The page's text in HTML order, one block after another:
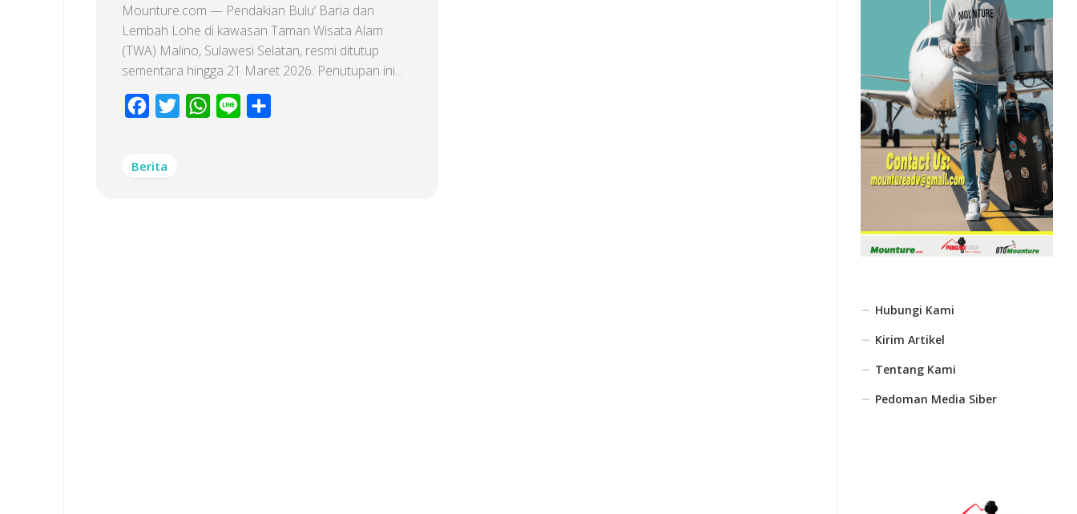
Mounture.com — Pendakian Bulu’ Baria dan
Lembah Lohe di kawasan Taman Wisata Alam
(TWA) Malino, Sulawesi Selatan, resmi ditutup
sementara hingga 21 Maret 2026. Penutupan ini...
Facebook
Twitter WhatsApp
Line
Berita
Hubungi Kami
Kirim Artikel
Tentang Kami
Pedoman Media Siber